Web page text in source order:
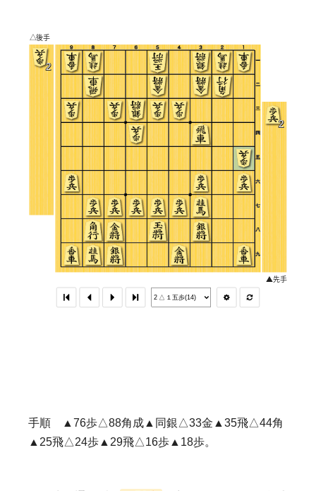
手順 ▲76歩△88角成▲同銀△33金▲35飛△44角
▲25飛△24歩▲29飛△16歩▲18歩。